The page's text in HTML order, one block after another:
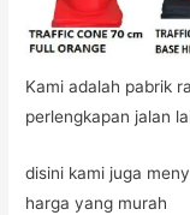
Kami adalah pabrik
perlengkapan jalan
disini kami juga
harga yang murah